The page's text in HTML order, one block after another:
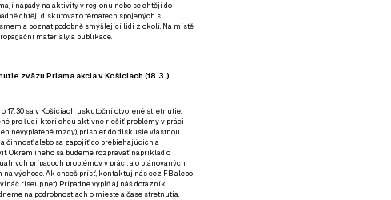
nápady na aktivity v regionu nebo se chtějí do
chtějí diskutovat o tématech spojených s
a poznat podobně smýšlející lidi z okolí. Na místě
materiály a publikace.
zväzu Priama akcia v Košiciach (18.3.)
o 17:30 sa v Košiciach uskutoční otvorené stretnutie.
pre ľudí, ktorí chcú aktívne riešiť problémy v práci
nevyplatené mzdy), prispieť do diskusie vlastnou
činnosť alebo sa zapojiť do prebiehajúcich a
Okrem iného sa budeme rozprávať napríklad o
prípadoch problémov v práci, a o plánovaných
východe. Ak chceš prísť, kontaktuj nás cez FBalebo
riseup.net). Prípadnevyplň aj náš dotazník.
na podrobnostiach o mieste a čase stretnutia.